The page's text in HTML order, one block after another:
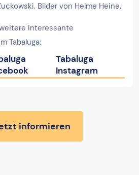
Bilder von Helme Heine.
interessante
Tabaluga:
Tabaluga
Instagram
informieren